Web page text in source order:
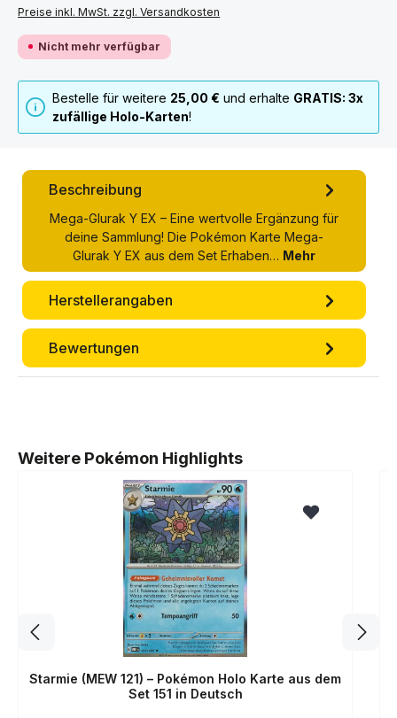
Preise inkl. MwSt. zzgl. Versandkosten
Nicht mehr verfügbar
Bestelle für weitere 25,00 € und erhalte GRATIS: 3x
zufällige Holo-Karten!
Beschreibung
Mega-Glurak Y EX – Eine wertvolle Ergänzung für
deine Sammlung! Die Pokémon Karte Mega-
Glurak Y EX aus dem Set Erhaben… Mehr
Herstellerangaben
Bewertungen
Produktgalerie überspringen
Weitere Pokémon Highlights
Starmie (MEW 121) – Pokémon Holo Karte aus dem
Set 151 in Deutsch